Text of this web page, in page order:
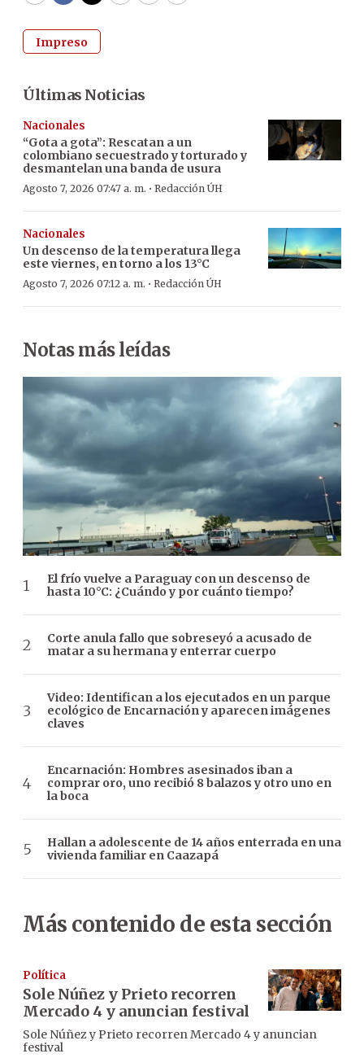
Impreso
Últimas Noticias
Nacionales
“Gota a gota”: Rescatan a un
colombiano secuestrado y torturado y
desmantelan una banda de usura
Agosto 7, 2026 07:47 a. m. · Redacción ÚH
Nacionales
Un descenso de la temperatura llega
este viernes, en torno a los 13°C
Agosto 7, 2026 07:12 a. m. · Redacción ÚH
Notas más leídas
El frío vuelve a Paraguay con un descenso de
hasta 10°C: ¿Cuándo y por cuánto tiempo?
Corte anula fallo que sobreseyó a acusado de
matar a su hermana y enterrar cuerpo
Video: Identifican a los ejecutados en un parque
ecológico de Encarnación y aparecen imágenes
claves
Encarnación: Hombres asesinados iban a
comprar oro, uno recibió 8 balazos y otro uno en
la boca
Hallan a adolescente de 14 años enterrada en una
vivienda familiar en Caazapá
Más contenido de esta sección
Política
Sole Núñez y Prieto recorren
Mercado 4 y anuncian festival
Sole Núñez y Prieto recorren Mercado 4 y anuncian
festival